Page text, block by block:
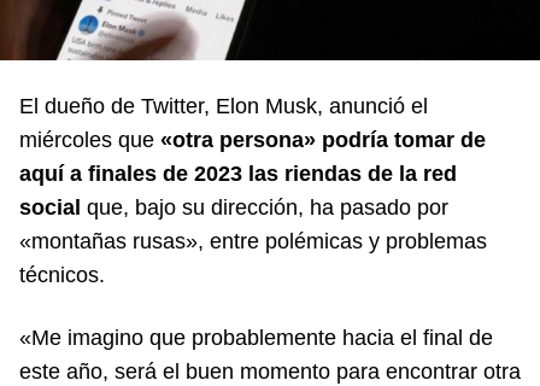
El dueño de Twitter, Elon Musk, anunció el
miércoles que «otra persona» podría tomar de
aquí a finales de 2023 las riendas de la red
social que, bajo su dirección, ha pasado por
«montañas rusas», entre polémicas y problemas
técnicos.
«Me imagino que probablemente hacia el final de
este año, será el buen momento para encontrar otra